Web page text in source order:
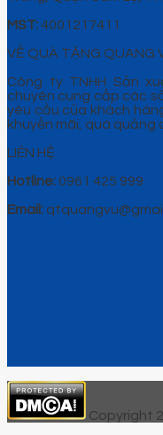
MST: 4001217411
VỀ QUÀ TẶNG QUANG
Công ty TNHH Sản
chuyên cung cấp các
yêu cầu của khách
khuyến mãi, quà quảng
LIÊN HỆ
Hotline: 0961 425 999
Email:
Copyright